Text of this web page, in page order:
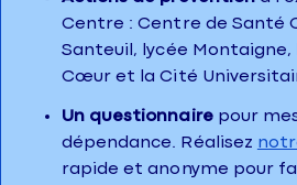
Centre : Centre de Santé
Santeuil, lycée Montaigne,
Cœur et la Cité
Un questionnairepour
dépendance. Réalisez
rapide et anonyme pour